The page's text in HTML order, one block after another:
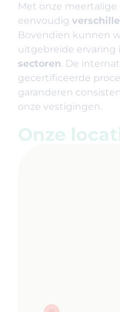
Met onze
eenvoudig
Bovendien kunnen
uitgebreide ervaring
sectoren. De
gecertificeerde
garanderen
onze vestigingen.
Onze